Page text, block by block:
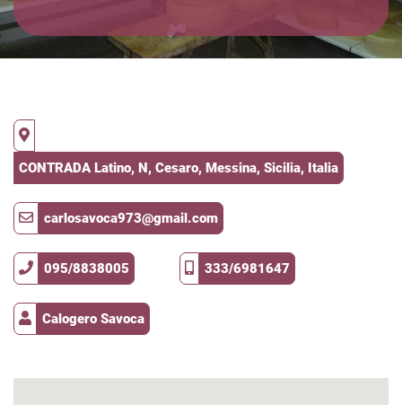
CONTRADA Latino, N, Cesaro, Messina, Sicilia, Italia
carlosavoca973@gmail.com
095/8838005 333/6981647
Calogero Savoca